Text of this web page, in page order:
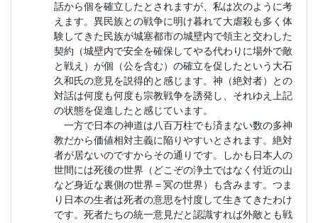
話から個を確立したとされますが、私は次のように考
えます。異民族との戦争に明け暮れて大虐殺も多く体
験してきた民族が城塞都市の城壁内で領主と交わした
契約（城壁内で安全を確保してやる代わりに場外で敵
と戦え）が個（公を含む）の確立を促したという大石
久和氏の意見を説得的と感じます。神（絶対者）との
対話は何度も何度も宗教戦争を誘発し、それゆえ上記
の状態を促進したと感じています。
一方で日本の神道は八百万柱でも済まない数の多神
教だから価値相対主義に陥りやすいとされます。絶対
者が居ないのですからその通りです。しかも日本人の
世間には死後の世界（どこぞの浄土ではなく付近の山
など身近な裏側の世界＝冥の世界）も含みます。つま
り日本の生者は死者の意思を忖度して生きてきたわけ
です。死者たちの統一意見だと認識すれば外敵とも戦